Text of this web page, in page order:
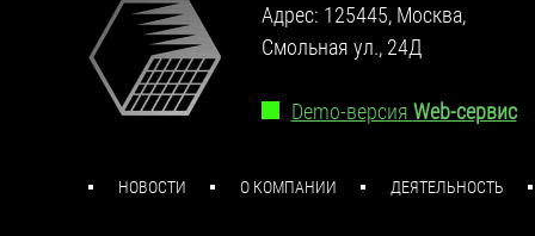
Адрес: 125445, Москва,
Смольная ул., 24Д
Demo-версия Web-сервис
НОВОСТИ О КОМПАНИИ ДЕЯТЕЛЬНОСТЬ